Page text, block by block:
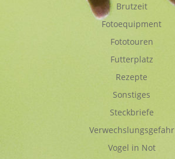
Brutzeit
Fotoequipment
Fototouren
Futterplatz
Rezepte
Sonstiges
Steckbriefe
Verwechslungsgefahr
Vogel in Not